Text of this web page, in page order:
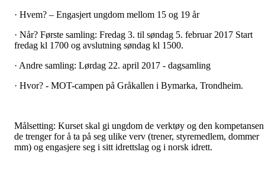
· Hvem? – Engasjert ungdom mellom 15 og 19 år
· Når? Første samling: Fredag 3. til søndag 5. februar 2017 Start
fredag kl 1700 og avslutning søndag kl 1500.
· Andre samling: Lørdag 22. april 2017 - dagsamling
· Hvor? - MOT-campen på Gråkallen i Bymarka, Trondheim.
Målsetting: Kurset skal gi ungdom de verktøy og den kompetansen
de trenger for å ta på seg ulike verv (trener, styremedlem, dommer
mm) og engasjere seg i sitt idrettslag og i norsk idrett.